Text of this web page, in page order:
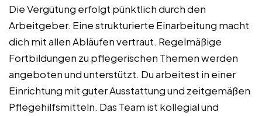
Die Vergütung erfolgt pünktlich durch den
Arbeitgeber. Eine strukturierte Einarbeitung macht
dich mit allen Abläufen vertraut. Regelmäßige
Fortbildungen zu pflegerischen Themen werden
angeboten und unterstützt. Du arbeitest in einer
Einrichtung mit guter Ausstattung und zeitgemäßen
Pflegehilfsmitteln. Das Team ist kollegial und